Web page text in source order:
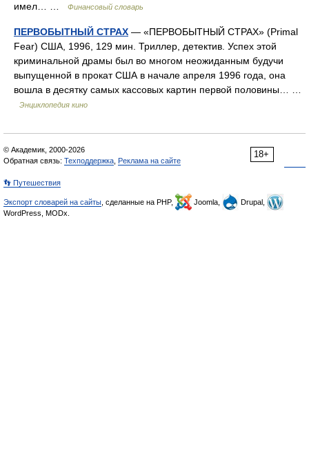
имел… …
Финансовый словарь
ПЕРВОБЫТНЫЙ СТРАХ — «ПЕРВОБЫТНЫЙ СТРАХ» (Primal
Fear) США, 1996, 129 мин. Триллер, детектив. Успех этой
криминальной драмы был во многом неожиданным будучи
выпущенной в прокат США в начале апреля 1996 года, она
вошла в десятку самых кассовых картин первой половины… …
Энциклопедия кино
18+
© Академик, 2000-2026
Обратная связь: Техподдержка Реклама на сайте
👣 Путешествия
Экспорт словарей на сайты , сделанные на PHP, Joomla,
Drupal,
WordPress, MODx.